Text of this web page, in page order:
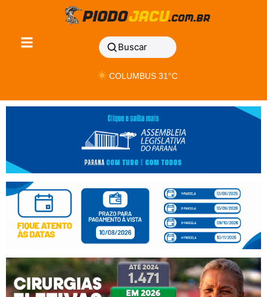
Buscar
COLUMBUS 31°C